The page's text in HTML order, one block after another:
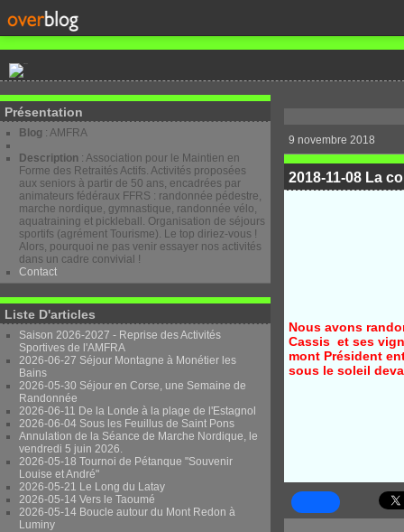
Présentation
Blog : AMFRA
Description : Association pour le Maintien en
Forme des Retraités Actifs. Activités proposées
aux seniors à partir de 50 ans, encadrées par
animateurs fédéraux FFRS : randonnée pédestre,
marche nordique, gymnastique, randonnée vélo,
aquatraining et pickleball. Organisation de séjours
sportifs (agrément Tourisme). Le top diriez-vous !
Alors, pourquoi ne pas venir essayer nos activités
dans un cadre convivial !
Contact
Liste D'articles
Saison 2026-2027 - Reprise des Activités
Sportives de l'AMFRA
2026-06-27 Séjour Montagne à Monétier les
Bains
2026-05-30 Séjour en Corse, une Semaine de
Randonnée
2026-06-11 De la Londe à la plage de l'Estagnol
2026-06-04 Sous les Feuillus de Saint Pons
Annulation de la Séance de Marche Nordique, le
vendredi 5 juin 2026.
2026-05-18 Tournoi de Pétanque "Souvenir
Louise et André"
2026-05-21 Le Long du Latay
2026-05-14 Vers le Taoumé
2026-05-14 Boucle autour du Mont Redon à
Luminy
9 novembre 2018
2018-11-08 La
Nous avons
Cassis et ses
mont Président
sous le soleil